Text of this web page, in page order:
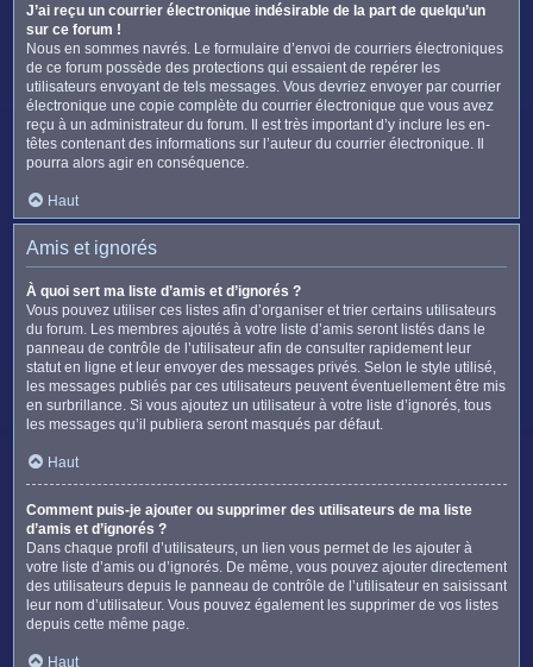
J’ai reçu un courrier électronique indésirable de la part de quelqu’un
sur ce forum !
Nous en sommes navrés. Le formulaire d’envoi de courriers électroniques
de ce forum possède des protections qui essaient de repérer les
utilisateurs envoyant de tels messages. Vous devriez envoyer par courrier
électronique une copie complète du courrier électronique que vous avez
reçu à un administrateur du forum. Il est très important d’y inclure les en-
têtes contenant des informations sur l’auteur du courrier électronique. Il
pourra alors agir en conséquence.
Haut
Amis et ignorés
À quoi sert ma liste d’amis et d’ignorés ?
Vous pouvez utiliser ces listes afin d’organiser et trier certains utilisateurs
du forum. Les membres ajoutés à votre liste d’amis seront listés dans le
panneau de contrôle de l’utilisateur afin de consulter rapidement leur
statut en ligne et leur envoyer des messages privés. Selon le style utilisé,
les messages publiés par ces utilisateurs peuvent éventuellement être mis
en surbrillance. Si vous ajoutez un utilisateur à votre liste d’ignorés, tous
les messages qu’il publiera seront masqués par défaut.
Haut
Comment puis-je ajouter ou supprimer des utilisateurs de ma liste
d’amis et d’ignorés ?
Dans chaque profil d’utilisateurs, un lien vous permet de les ajouter à
votre liste d’amis ou d’ignorés. De même, vous pouvez ajouter directement
des utilisateurs depuis le panneau de contrôle de l’utilisateur en saisissant
leur nom d’utilisateur. Vous pouvez également les supprimer de vos listes
depuis cette même page.
Haut